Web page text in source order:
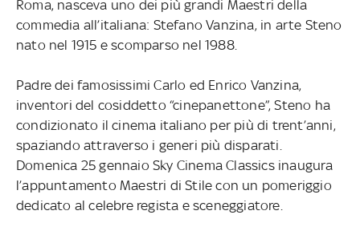
Roma, nasceva uno dei più grandi Maestri della
commedia all’italiana: Stefano Vanzina, in arte Steno
nato nel 1915 e scomparso nel 1988.
Padre dei famosissimi Carlo ed Enrico Vanzina,
inventori del cosiddetto “cinepanettone”, Steno ha
condizionato il cinema italiano per più di trent’anni,
spaziando attraverso i generi più disparati.
Domenica 25 gennaio Sky Cinema Classics inaugura
l’appuntamento Maestri di Stile con un pomeriggio
dedicato al celebre regista e sceneggiatore.